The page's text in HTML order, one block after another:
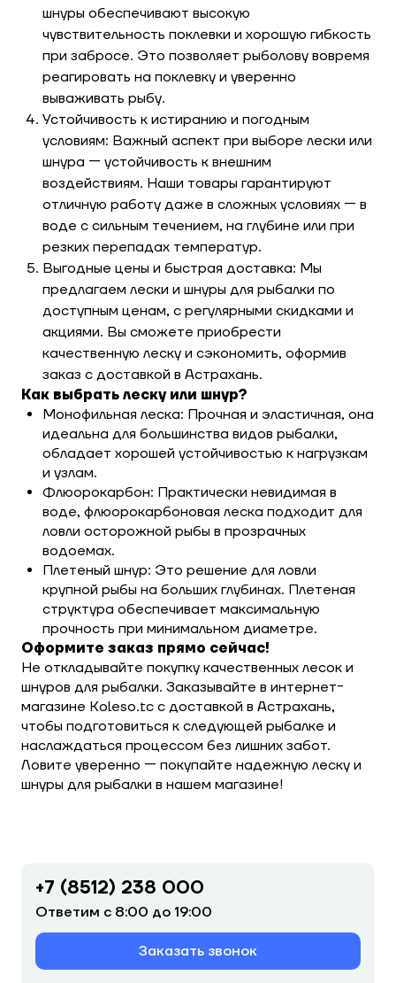
шнуры обеспечивают высокую
чувствительность поклевки и хорошую гибкость
при забросе. Это позволяет рыболову вовремя
реагировать на поклевку и уверенно
вываживать рыбу.
Устойчивость к истиранию и погодным
условиям: Важный аспект при выборе лески или
шнура — устойчивость к внешним
воздействиям. Наши товары гарантируют
отличную работу даже в сложных условиях — в
воде с сильным течением, на глубине или при
резких перепадах температур.
Выгодные цены и быстрая доставка: Мы
предлагаем лески и шнуры для рыбалки по
доступным ценам, с регулярными скидками и
акциями. Вы сможете приобрести
качественную леску и сэкономить, оформив
заказ с доставкой в Астрахань.
Как выбрать леску или шнур?
Монофильная леска: Прочная и эластичная, она
идеальна для большинства видов рыбалки,
обладает хорошей устойчивостью к нагрузкам
и узлам.
Флюорокарбон: Практически невидимая в
воде, флюорокарбоновая леска подходит для
ловли осторожной рыбы в прозрачных
водоемах.
Плетеный шнур: Это решение для ловли
крупной рыбы на больших глубинах. Плетеная
структура обеспечивает максимальную
прочность при минимальном диаметре.
Оформите заказ прямо сейчас!
Не откладывайте покупку качественных лесок и
шнуров для рыбалки. Заказывайте в интернет-
магазине Koleso.tc с доставкой в Астрахань,
чтобы подготовиться к следующей рыбалке и
наслаждаться процессом без лишних забот.
Ловите уверенно — покупайте надежную леску и
шнуры для рыбалки в нашем магазине!
+7 (8512) 238 000
Ответим с 8:00 до 19:00
Заказать звонок